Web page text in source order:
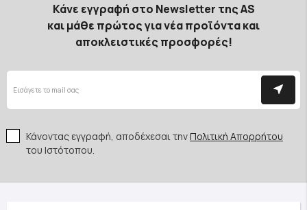
Κάνε εγγραφή στο Newsletter της AS
και μάθε πρώτος για νέα προϊόντα και
αποκλειστικές προσφορές!
Κάνοντας εγγραφή, αποδέχεσαι τηνΠολιτική Απορρήτου
του Ιστότοπου.